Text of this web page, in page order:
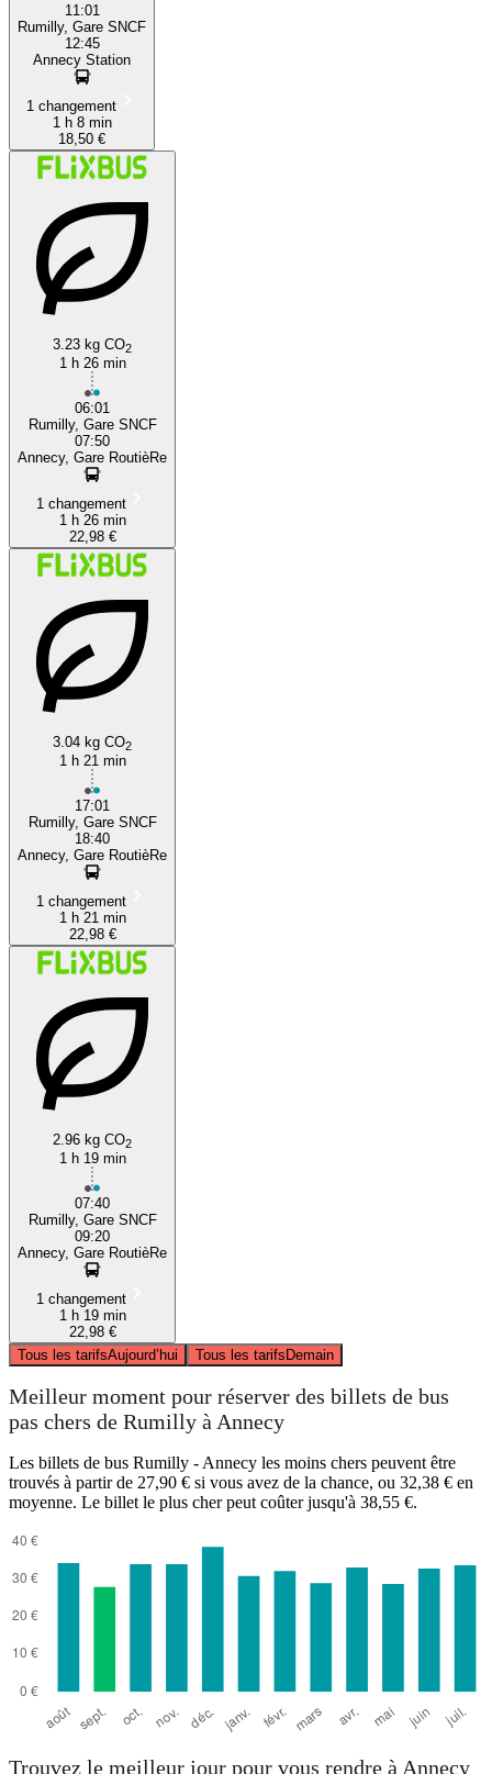
11:01
Rumilly, Gare SNCF
12:45
Annecy Station
1 changement
1 h 8 min
18,50 €
3.23 kg CO2
1 h 26 min
06:01
Rumilly, Gare SNCF
07:50
Annecy, Gare RoutièRe
1 changement
1 h 26 min
22,98 €
3.04 kg CO2
1 h 21 min
17:01
Rumilly, Gare SNCF
18:40
Annecy, Gare RoutièRe
1 changement
1 h 21 min
22,98 €
2.96 kg CO2
1 h 19 min
07:40
Rumilly, Gare SNCF
09:20
Annecy, Gare RoutièRe
1 changement
1 h 19 min
22,98 €
Tous les tarifsAujourd’hui Tous les tarifsDemain
Meilleur moment pour réserver des billets de bus
pas chers de Rumilly à Annecy
Les billets de bus Rumilly - Annecy les moins chers peuvent être
trouvés à partir de 27,90 € si vous avez de la chance, ou 32,38 € en
moyenne. Le billet le plus cher peut coûter jusqu'à 38,55 €.
Trouvez le meilleur jour pour vous rendre à Annecy